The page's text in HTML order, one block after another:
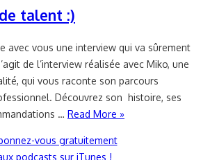
talent :)
avec vous une interview qui va sûrement
de l’interview réalisée avec Miko, une
qui vous raconte son parcours
Découvrez son histoire, ses
… Read More »
vous gratuitement
podcasts sur iTunes !